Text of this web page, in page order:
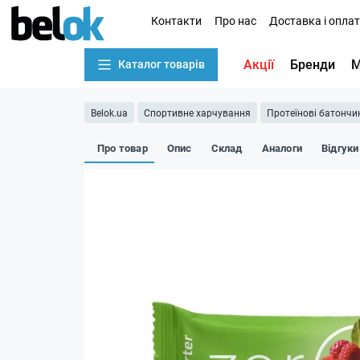
Контакти Про нас Доставка і
Каталог товарів Акції Бренди
Belok.ua Спортивне харчування Протеїнові
Про товар Опис Склад Аналоги